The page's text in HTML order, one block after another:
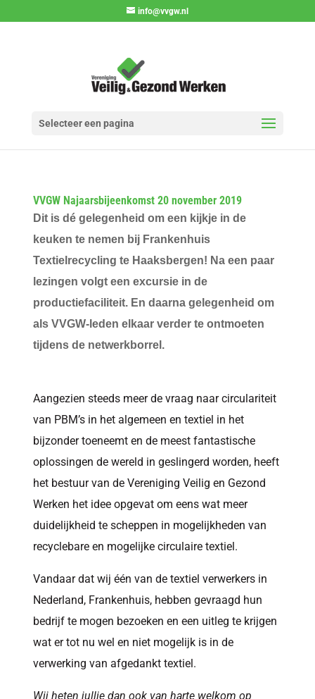
info@vvgw.nl
Selecteer een pagina
VVGW Najaarsbijeenkomst 20 november 2019
Dit is dé gelegenheid om een kijkje in de
keuken te nemen bij Frankenhuis
Textielrecycling te Haaksbergen! Na een paar
lezingen volgt een excursie in de
productiefaciliteit. En daarna gelegenheid om
als VVGW-leden elkaar verder te ontmoeten
tijdens de netwerkborrel.
Aangezien steeds meer de vraag naar circulariteit
van PBM’s in het algemeen en textiel in het
bijzonder toeneemt en de meest fantastische
oplossingen de wereld in geslingerd worden, heeft
het bestuur van de Vereniging Veilig en Gezond
Werken het idee opgevat om eens wat meer
duidelijkheid te scheppen in mogelijkheden van
recyclebare en mogelijke circulaire textiel.
Vandaar dat wij één van de textiel verwerkers in
Nederland, Frankenhuis, hebben gevraagd hun
bedrijf te mogen bezoeken en een uitleg te krijgen
wat er tot nu wel en niet mogelijk is in de
verwerking van afgedankt textiel.
Wij heten jullie dan ook van harte welkom op